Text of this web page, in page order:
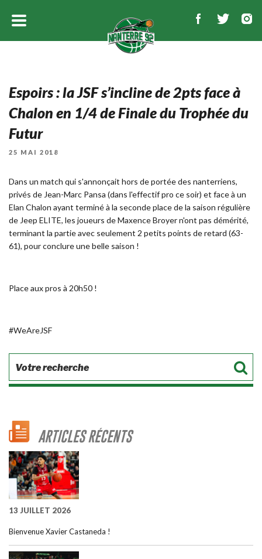
Espoirs : la JSF s’incline de 2pts face à
Chalon en 1/4 de Finale du Trophée du
Futur
PUBLIÉ
25 MAI 2018
Dans un match qui s'annonçait hors de portée des nanterriens,
privés de Jean-Marc Pansa (dans l'effectif pro ce soir) et face à un
Elan Chalon ayant terminé à la seconde place de la saison régulière
de Jeep ELITE, les joueurs de Maxence Broyer n'ont pas démérité,
terminant la partie avec seulement 2 petits points de retard (63-
61), pour conclure une belle saison !
Place aux pros à 20h50 !
#WeAreJSF
ARTICLES RÉCENTS
13 JUILLET 2026
Bienvenue Xavier Castaneda !